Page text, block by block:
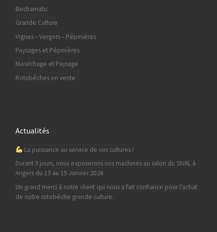
Bechamatic
Grande Culture
Vignes – Vergers – Pépinières
Paysages et Pépinières
Maraîchage et Paysage
Rotobêches en vente
Actualités
La puissance au service de vos cultures !
Durant 3 jours, nous exposerons nos machines au salon du SIVAL à
Angers du 13 au 15 Janvier 2026
Un grand merci à notre client qui nous a fait confiance pour l’achat
de notre rotobêche grande culture.